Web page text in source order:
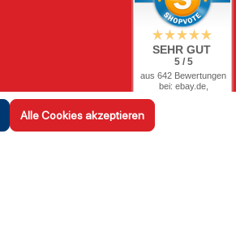
Alle Cookies akzeptieren
SEHR GUT
5 / 5
aus 642 Bewertungen
bei: ebay.de,